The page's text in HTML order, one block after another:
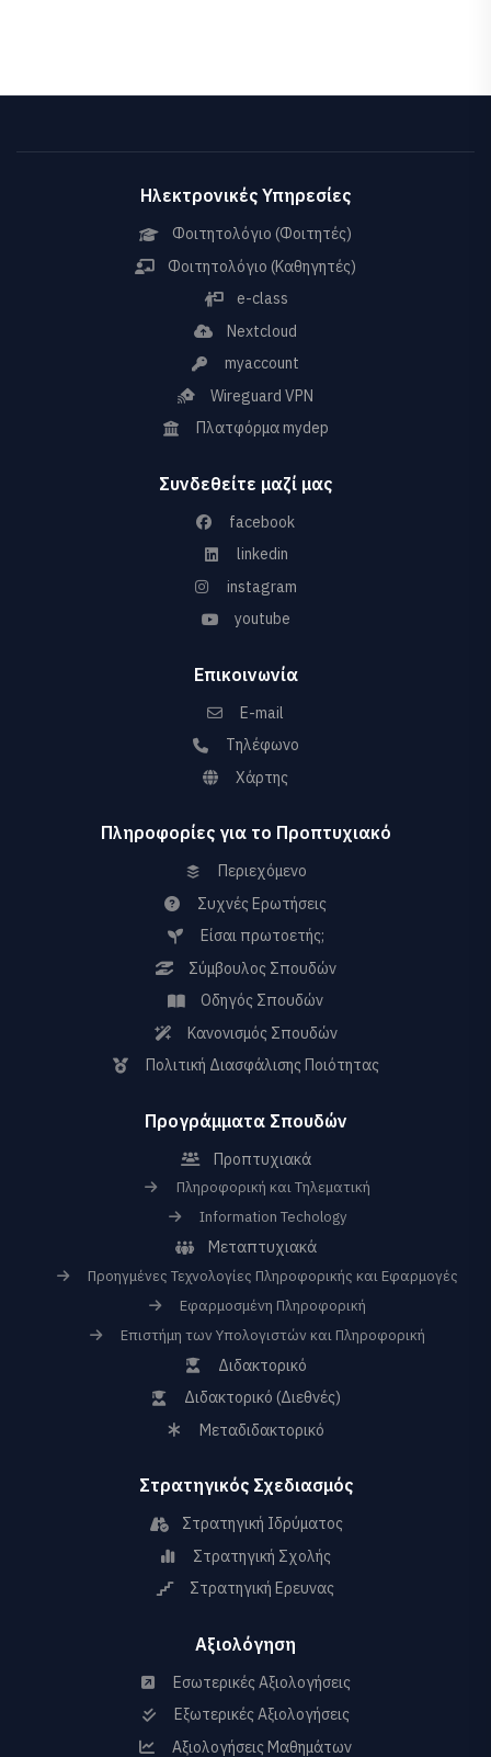
Ηλεκτρονικές Υπηρεσίες
Φοιτητολόγιο (Φοιτητές)
Φοιτητολόγιο (Καθηγητές)
e-class
Nextcloud
myaccount
Wireguard VPN
Πλατφόρμα mydep
Συνδεθείτε μαζί μας
facebook
linkedin
instagram
youtube
Επικοινωνία
E-mail
Τηλέφωνο
Χάρτης
Πληροφορίες για το Προπτυχιακό
Περιεχόμενο
Συχνές Ερωτήσεις
Είσαι πρωτοετής;
Σύμβουλος Σπουδών
Οδηγός Σπουδών
Κανονισμός Σπουδών
Πολιτική Διασφάλισης Ποιότητας
Προγράμματα Σπουδών
Προπτυχιακά
Πληροφορική και Τηλεματική
Information Techology
Μεταπτυχιακά
Προηγμένες Τεχνολογίες Πληροφορικής και Εφαρμογές
Εφαρμοσμένη Πληροφορική
Επιστήμη των Υπολογιστών και Πληροφορική
Διδακτορικό
Διδακτορικό (Διεθνές)
Μεταδιδακτορικό
Στρατηγικός Σχεδιασμός
Στρατηγική Ιδρύματος
Στρατηγική Σχολής
Στρατηγική Ερευνας
Αξιολόγηση
Εσωτερικές Αξιολογήσεις
Εξωτερικές Αξιολογήσεις
Αξιολογήσεις Μαθημάτων